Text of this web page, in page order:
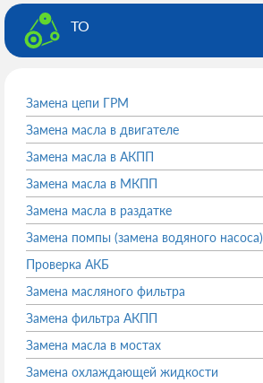
ТО
Замена цепи ГРМ
Замена масла в двигателе
Замена масла в АКПП
Замена масла в МКПП
Замена масла в раздатке
Замена помпы (замена водяного насоса)
Проверка АКБ
Замена масляного фильтра
Замена фильтра АКПП
Замена масла в мостах
Замена охлаждающей жидкости